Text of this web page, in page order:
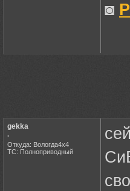
◙
gekka
.
Откуда: Вологда4х4
ТС: Полноприводный